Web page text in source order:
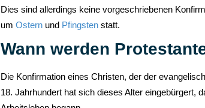
Dies sind allerdings keine vorgeschriebenen
um Ostern und Pfingsten statt.
Wann werden
Die Konfirmation eines Christen, der der
18. Jahrhundert hat sich dieses Alter eingebürgert,